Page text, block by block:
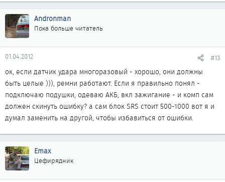
Andronman
Пока больше читатель
01.04.2012 #13
ок, если датчик удара многоразовый - хорошо, они должны
быть целые ))), ремни работают. Если я правильно понял -
подключаю подушки, одеваю АКБ, вкл зажигание - и комп сам
должен скинуть ошибку? а сам блок SRS стоит 500-1000 вот я и
думал заменить на другой, чтобы избавиться от ошибки.
Emax
Цефирядник